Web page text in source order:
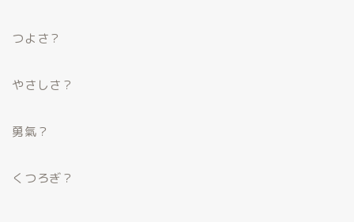
つよさ？
やさしさ？
勇氣？
くつろぎ？